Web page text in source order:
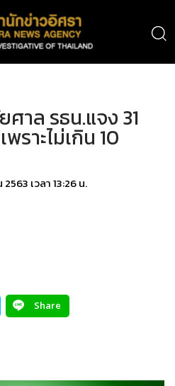
าล รธน.แจง 31
ราะไม่เกิน 10
เวลา 13:26 น.
Share